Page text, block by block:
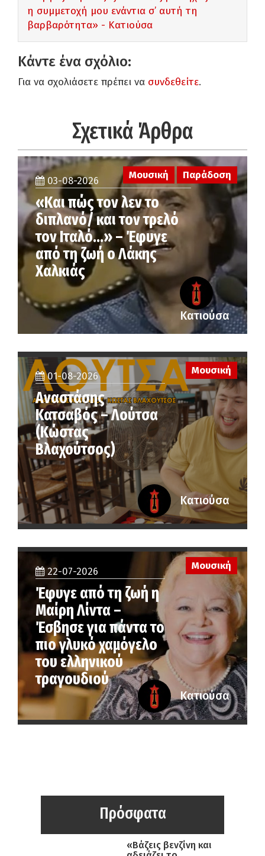
η συμμετοχή μου ενάντια σ’ αυτή τη
βαρβαρότητα» - Κατιούσα
Κάντε ένα σχόλιο:
Για να σχολιάσετε πρέπει να συνδεθείτε.
Σχετικά Άρθρα
Μουσική Παράδοση
03-08-2026
«Και πώς τον λεν το
διπλανό/ και τον τρελό
τον Ιταλό…» – Έφυγε
από τη ζωή ο Λάκης
Χαλκιάς
Κατιούσα
01-08-2026
Αναστάσης
Κατσαβός – Λούτσα
(Κώστας
Βλαχούτσος)
Μουσική
Κατιούσα
22-07-2026
Έφυγε από τη ζωή η
Μαίρη Λίντα –
Έσβησε για πάντα το
πιο γλυκό χαμόγελο
του ελληνικού
τραγουδιού
Μουσική
Κατιούσα
Πρόσφατα
«Βάζεις βενζίνη και